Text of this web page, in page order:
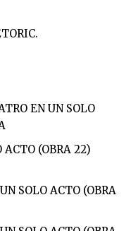
EN UN SOLO
ACTO (OBRA 22)
SOLO ACTO (OBRA